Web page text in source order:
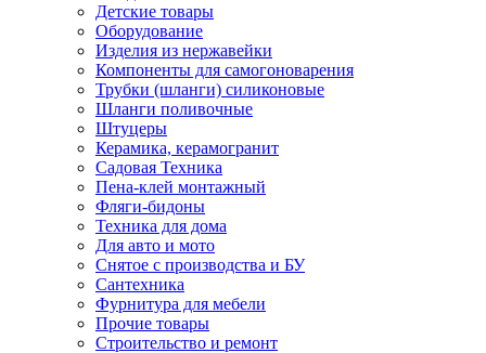
Детские товары
Оборудование
Изделия из нержавейки
Компоненты для самогоноварения
Трубки (шланги) силиконовые
Шланги поливочные
Штуцеры
Керамика, керамогранит
Садовая Техника
Пена-клей монтажный
Фляги-бидоны
Техника для дома
Для авто и мото
Снятое с производства и БУ
Сантехника
Фурнитура для мебели
Прочие товары
Строительство и ремонт